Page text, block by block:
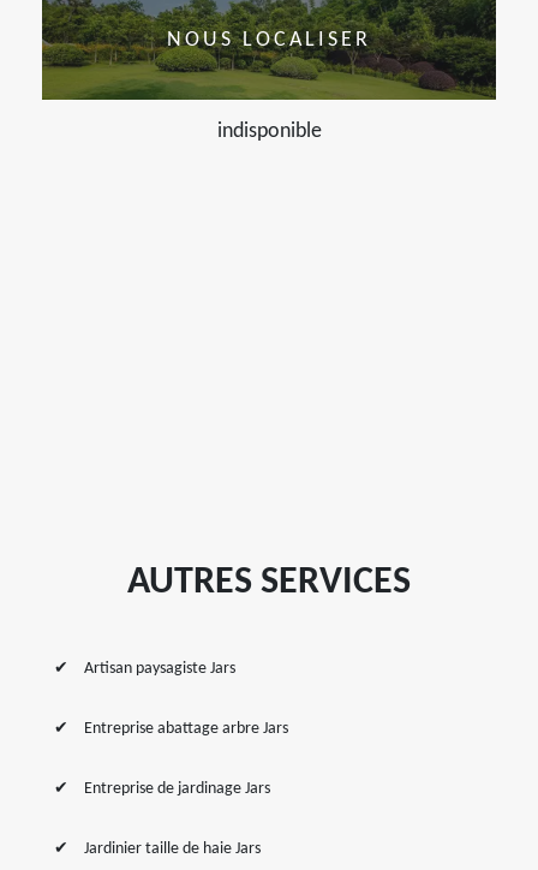
NOUS LOCALISER
indisponible
AUTRES SERVICES
Artisan paysagiste Jars
Entreprise abattage arbre Jars
Entreprise de jardinage Jars
Jardinier taille de haie Jars